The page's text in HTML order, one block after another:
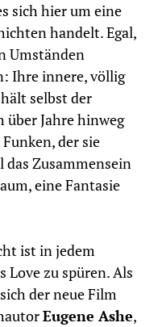
sich hier um eine
handelt. Egal,
Umständen
Ihre innere, völlig
selbst der
über Jahre hinweg
der sie
Zusammensein
eine Fantasie
ist in jedem
Love zu spüren. Als
der neue Film
Eugene Ashe,